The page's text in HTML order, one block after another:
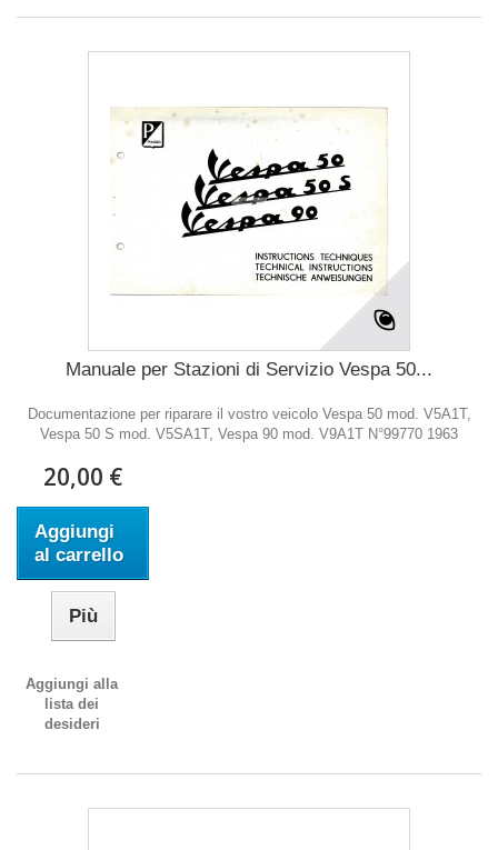
Manuale per Stazioni di Servizio Vespa 50...
Documentazione per riparare il vostro veicolo Vespa 50 mod. V5A1T,
Vespa 50 S mod. V5SA1T, Vespa 90 mod. V9A1T N°99770 1963
20,00 €
Aggiungi
al carrello
Più
Aggiungi alla
lista dei
desideri